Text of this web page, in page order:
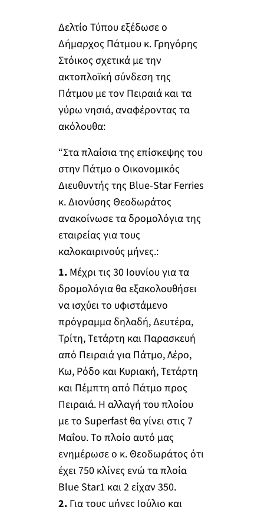
Δελτίο Τύπου εξέδωσε ο
Δήμαρχος Πάτμου κ. Γρηγόρης
Στόικος σχετικά με την
ακτοπλοϊκή σύνδεση της
Πάτμου με τον Πειραιά και τα
γύρω νησιά, αναφέροντας τα
ακόλουθα:
“Στα πλαίσια της επίσκεψης του
στην Πάτμο ο Οικονομικός
Διευθυντής της Blue-Star Ferries
κ. Διονύσης Θεοδωράτος
ανακοίνωσε τα δρομολόγια της
εταιρείας για τους
καλοκαιρινούς μήνες.:
1.Μέχρι τις 30 Ιουνίου για τα
δρομολόγια θα εξακολουθήσει
να ισχύει το υφιστάμενο
πρόγραμμα δηλαδή, Δευτέρα,
Τρίτη, Τετάρτη και Παρασκευή
από Πειραιά για Πάτμο, Λέρο,
Κω, Ρόδο και Κυριακή, Τετάρτη
και Πέμπτη από Πάτμο προς
Πειραιά. Η αλλαγή του πλοίου
με το Superfast θα γίνει στις 7
Μαΐου. Το πλοίο αυτό μας
ενημέρωσε ο κ. Θεοδωράτος ότι
έχει 750 κλίνες ενώ τα πλοία
Blue Star1 και 2 είχαν 350.
2.Για τους μήνες Ιούλιο και